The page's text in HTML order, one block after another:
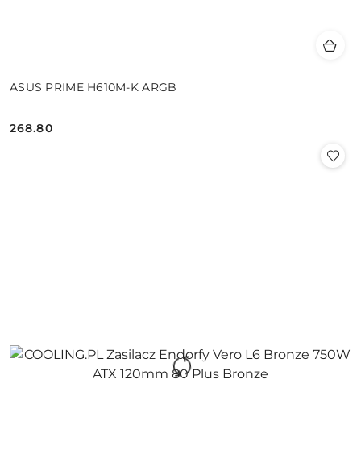
ASUS PRIME H610M-K ARGB
Cena:
268.80